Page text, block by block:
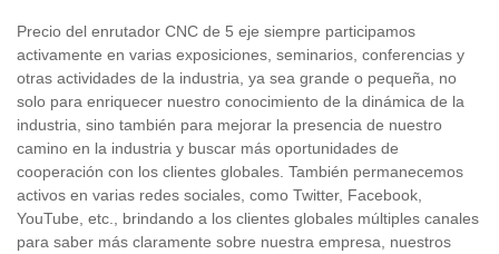
Precio del enrutador CNC de 5 eje siempre participamos
activamente en varias exposiciones, seminarios, conferencias y
otras actividades de la industria, ya sea grande o pequeña, no
solo para enriquecer nuestro conocimiento de la dinámica de la
industria, sino también para mejorar la presencia de nuestro
camino en la industria y buscar más oportunidades de
cooperación con los clientes globales. También permanecemos
activos en varias redes sociales, como Twitter, Facebook,
YouTube, etc., brindando a los clientes globales múltiples canales
para saber más claramente sobre nuestra empresa, nuestros